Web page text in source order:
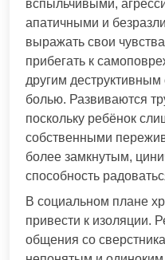
вспыльчивыми,
апатичными и
выражать свои
прибегать к
другим
болью. Развиваются
поскольку ребёнок
собственными
более замкнутым,
способность
В социальном плане
привести к изоляции.
общения со